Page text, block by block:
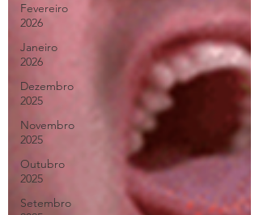
Fevereiro
2026
Janeiro
2026
Dezembro
2025
Novembro
2025
Outubro
2025
Setembro